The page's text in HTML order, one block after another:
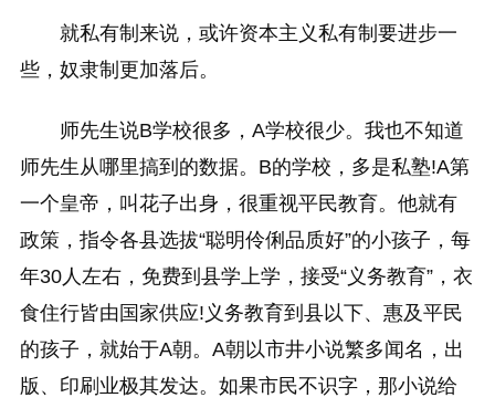
就私有制来说，或许资本主义私有制要进步一
些，奴隶制更加落后。
师先生说B学校很多，A学校很少。我也不知道
师先生从哪里搞到的数据。B的学校，多是私塾!A第
一个皇帝，叫花子出身，很重视平民教育。他就有
政策，指令各县选拔“聪明伶俐品质好”的小孩子，每
年30人左右，免费到县学上学，接受“义务教育”，衣
食住行皆由国家供应!义务教育到县以下、惠及平民
的孩子，就始于A朝。A朝以市井小说繁多闻名，出
版、印刷业极其发达。如果市民不识字，那小说给